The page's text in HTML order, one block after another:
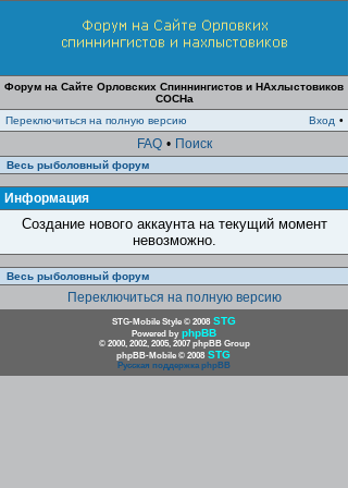
Форум на Сайте Орловских Спиннингистов и НАхлыстовиков
СОСНа
Переключиться на полную версию
Вход •
FAQ • Поиск
Весь рыболовный форум
Информация
Создание нового аккаунта на текущий момент
невозможно.
Весь рыболовный форум
Переключиться на полную версию
STG-Mobile Style © 2008 STG
Powered by phpBB
© 2000, 2002, 2005, 2007 phpBB Group
phpBB-Mobile © 2008 STG
Русская поддержка phpBB